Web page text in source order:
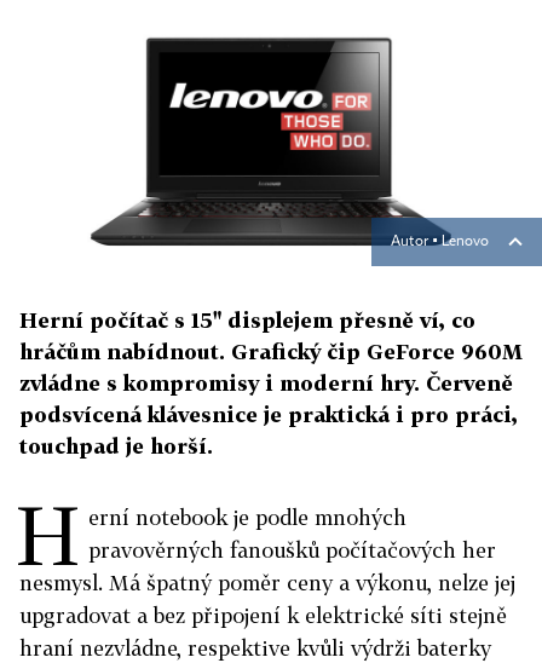
Autor ▪Lenovo
Herní počítač s 15" displejem přesně ví, co
hráčům nabídnout. Grafický čip GeForce 960M
zvládne s kompromisy i moderní hry. Červeně
podsvícená klávesnice je praktická i pro práci,
touchpad je horší.
H erní notebook je podle mnohých
pravověrných fanoušků počítačových her
nesmysl. Má špatný poměr ceny a výkonu, nelze jej
upgradovat a bez připojení k elektrické síti stejně
hraní nezvládne, respektive kvůli výdrži baterky